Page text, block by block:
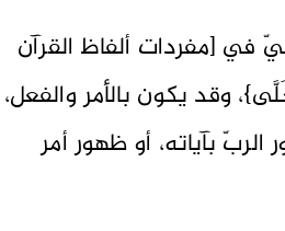
في [مفردات ألفاظ القرآن
وقد يكون بالأمر والفعل،
بآياته، أو ظهور أمر